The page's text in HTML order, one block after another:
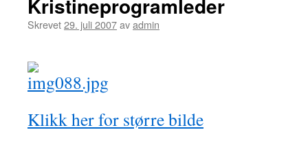
Kristineprogramleder
Skrevet29. juli 2007avadmin
Klikk her for større bilde